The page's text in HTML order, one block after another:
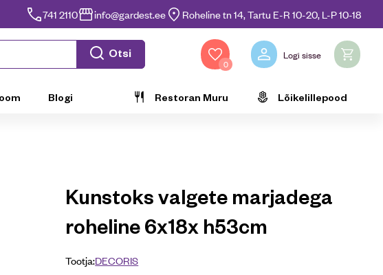
741 2110 info@gardest.ee Roheline tn 14, Tartu E-R 10-20, L-P 10-18
Otsi
0
Logi sisse
Blogi Restoran Muru Lõikelillepood
Kunstoks valgete marjadega
roheline 6x18x h53cm
Tootja:DECORIS